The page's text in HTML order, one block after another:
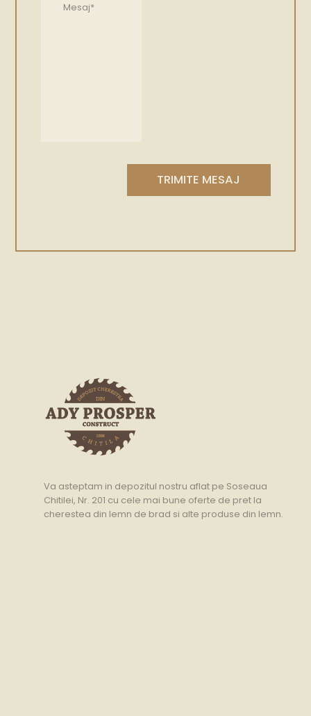
Va asteptam in depozitul nostru aflat pe Soseaua
Chitilei, Nr. 201 cu cele mai bune oferte de pret la
cherestea din lemn de brad si alte produse din lemn.